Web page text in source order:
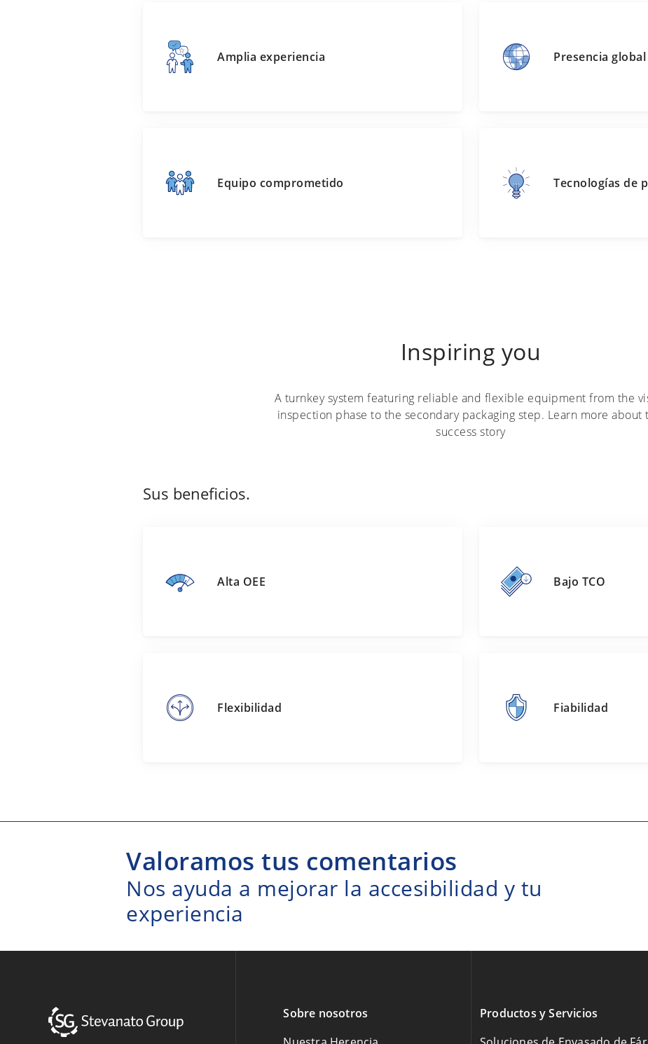
Amplia experiencia Presencia global
Equipo comprometido Tecnologías de
Inspiring you
A turnkey system featuring reliable and flexible equipment from the
inspection phase to the secondary packaging step. Learn more about
success story
Sus beneficios.
Alta OEE Bajo TCO
Flexibilidad Fiabilidad
Valoramos tus comentarios
Nos ayuda a mejorar la accesibilidad y tu
experiencia
Sobre nosotros
Productos y Servicios